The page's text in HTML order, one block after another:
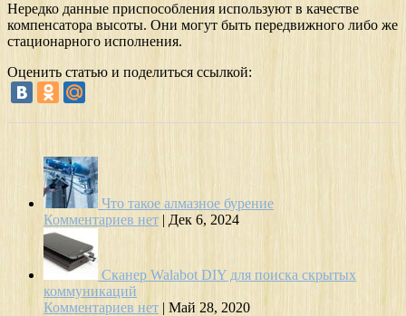
Нередко данные приспособления используют в качестве
компенсатора высоты. Они могут быть передвижного либо же
стационарного исполнения.
Оценить статью и поделиться ссылкой:
Что такое алмазное бурение
Комментариев нет | Дек 6, 2024
Сканер Walabot DIY для поиска скрытых
коммуникаций
Комментариев нет | Май 28, 2020